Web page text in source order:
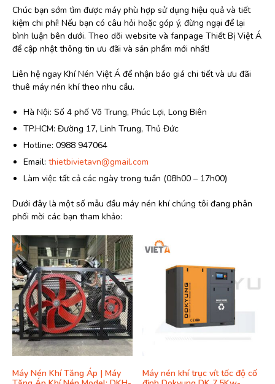
Chúc bạn sớm tìm được máy phù hợp sử dụng hiệu quả và tiết
kiệm chi phí! Nếu bạn có câu hỏi hoặc góp ý, đừng ngại để lại
bình luận bên dưới. Theo dõi website và fanpage Thiết Bị Việt Á
để cập nhật thông tin ưu đãi và sản phẩm mới nhất!
Liên hệ ngay Khí Nén Việt Á để nhận báo giá chi tiết và ưu đãi
thuê máy nén khí theo nhu cầu.
Hà Nội: Số 4 phố Võ Trung, Phúc Lợi, Long Biên
TP.HCM: Đường 17, Linh Trung, Thủ Đức
Hotline: 0988 947064
Email: thietbivietavn@gmail.com
Làm việc tất cả các ngày trong tuần (08h00 – 17h00)
Dưới đây là một số mẫu đầu máy nén khí chúng tôi đang phân
phối mời các bạn tham khảo:
Máy Nén Khí Tăng Áp | Máy
Máy nén khí trục vít tốc độ cố